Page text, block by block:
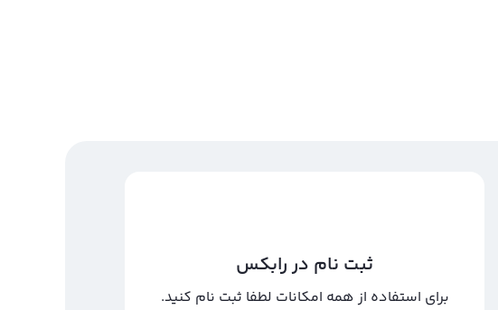
ثبت نام در رابکس
برای استفاده از همه امکانات لطفا ثبت نام کنید.